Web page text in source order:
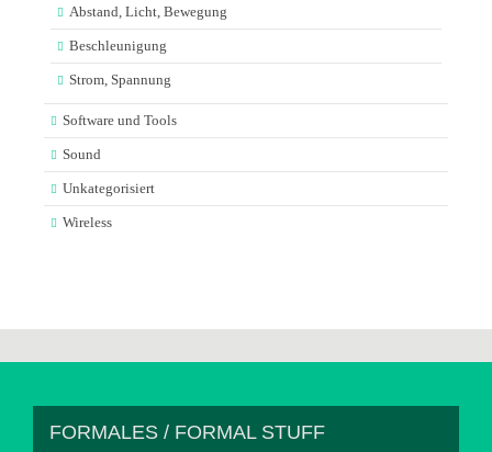
Abstand, Licht, Bewegung
Beschleunigung
Strom, Spannung
Software und Tools
Sound
Unkategorisiert
Wireless
FORMALES / FORMAL STUFF